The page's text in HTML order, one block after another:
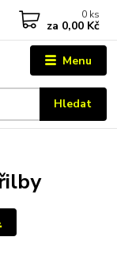
Menu
Hledat
0 ks
za 0,00 Kč